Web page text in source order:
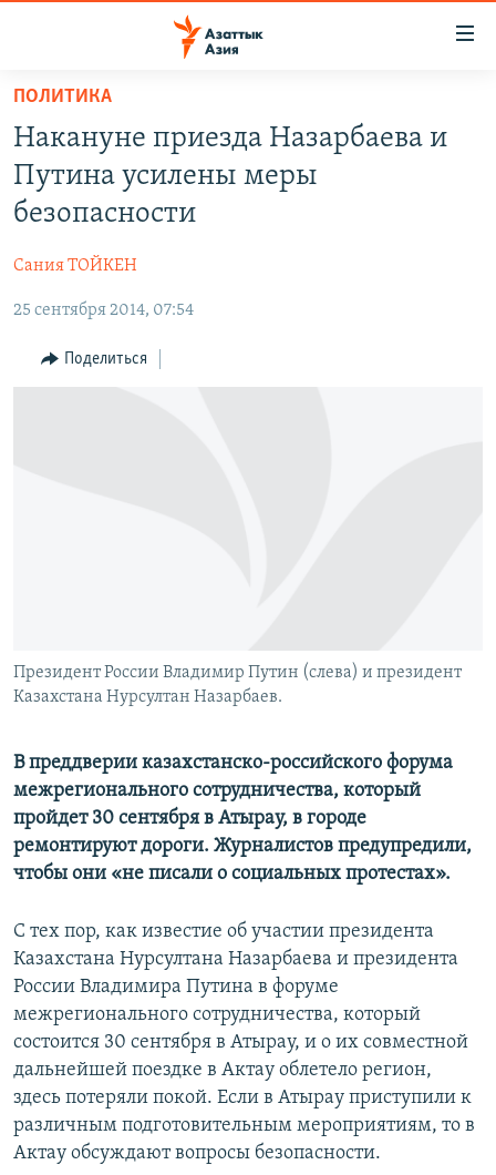
Вернуться
основному
содержанию
Вернутся
главной
Вернутся
поиску
КАЗАХСТАН
НОВОСТИ
ВОЙНА В УКРАИНЕ
КЫРГЫЗЧА
ЎЗБЕКЧА
ПОДПИШИТЕСЬ НА НАС В СОЦСЕТЯХ
ПОЛИТИКА
Накануне приезда Назарбаева и
Путина усилены меры
безопасности
Сания ТОЙКЕН
25 сентября 2014, 07:54
Поделиться
Президент России Владимир Путин (слева) и президент
Казахстана Нурсултан Назарбаев.
В преддверии казахстанско-российского форума
межрегионального сотрудничества, который
пройдет 30 сентября в Атырау, в городе
ремонтируют дороги. Журналистов предупредили,
чтобы они «не писали о социальных протестах».
С тех пор, как известие об участии президента
Казахстана Нурсултана Назарбаева и президента
России Владимира Путина в форуме
межрегионального сотрудничества, который
состоится 30 сентября в Атырау, и о их совместной
дальнейшей поездке в Актау облетело регион,
здесь потеряли покой. Если в Атырау приступили к
различным подготовительным мероприятиям, то в
Актау обсуждают вопросы безопасности.